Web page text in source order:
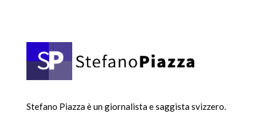
Stefano Piazza è un giornalista e saggista svizzero.